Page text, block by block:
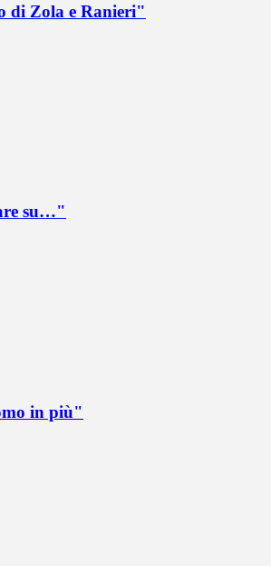
di Zola e Ranieri"
su…"
in più"